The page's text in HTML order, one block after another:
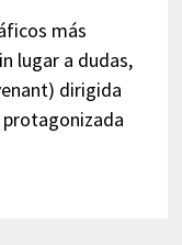
más
lugar a dudas,
dirigida